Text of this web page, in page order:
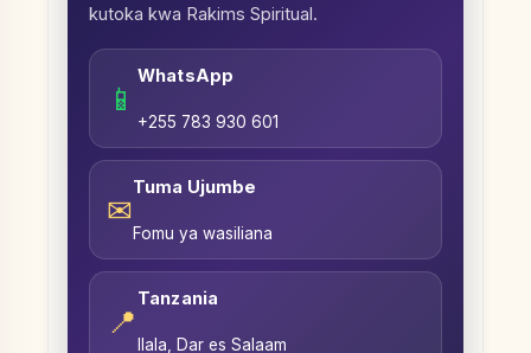
kutoka kwa Rakims Spiritual.
📱
WhatsApp
+255 783 930 601
✉
Tuma Ujumbe
Fomu ya wasiliana
📍
Tanzania
Ilala, Dar es Salaam